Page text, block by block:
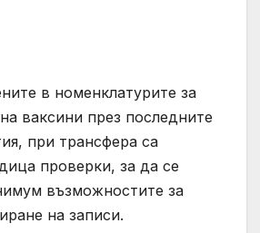
в номенклатурите за
ваксини през последните
при трансфера са
проверки, за да се
възможностите за
на записи.